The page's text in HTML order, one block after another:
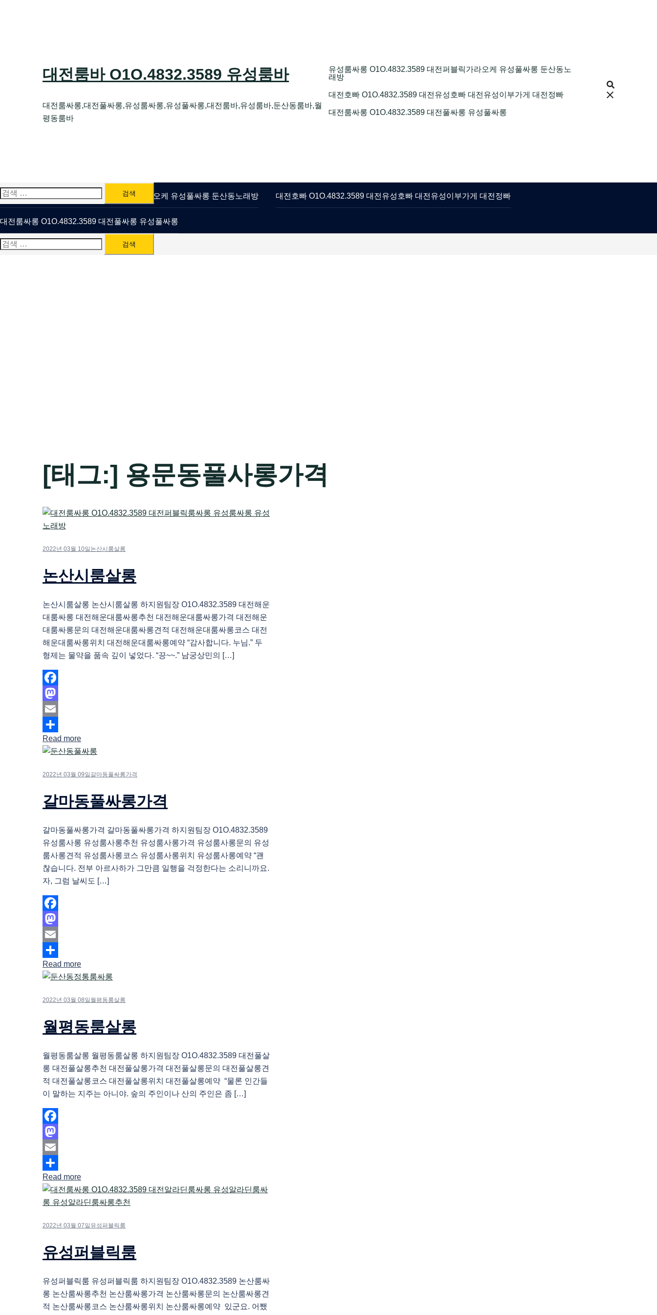
대전룸바 O1O.4832.3589 유성룸바
대전룸싸롱,대전풀싸롱,유성룸싸롱,유성풀싸롱,대전룸바,유성룸바,둔산동룸바,월
평동룸바
유성룸싸롱 O1O.4832.3589 대전퍼블릭가라오케 유성풀싸롱 둔산동노
래방
대전호빠 O1O.4832.3589 대전유성호빠 대전유성이부가게 대전정빠
대전룸싸롱 O1O.4832.3589 대전풀싸롱 유성풀싸롱
검
색:
유성룸싸롱 O1O.4832.3589 대전퍼블릭가라오케 유성풀싸롱 둔산동노래방 대전호빠 O1O.4832.3589 대전유성호빠 대전유성이부가게 대전정빠
대전룸싸롱 O1O.4832.3589 대전풀싸롱 유성풀싸롱
검
[태그:] 용문동풀사롱가격
2022년 03월 10일 논산시룸살롱
논산시룸살롱
논산시룸살롱 논산시룸살롱 하지원팀장 O1O.4832.3589 대전해운
대룸싸롱 대전해운대룸싸롱추천 대전해운대룸싸롱가격 대전해운
대룸싸롱문의 대전해운대룸싸롱견적 대전해운대룸싸롱코스 대전
해운대룸싸롱위치 대전해운대룸싸롱예약 “감사합니다. 누님.” 두
형제는 물약을 품속 깊이 넣었다. “끙~~.” 남궁상민의 […]
Facebook
Mastodon
Email
Share
Read more
2022년 03월 09일 갈마동풀싸롱가격
갈마동풀싸롱가격
갈마동풀싸롱가격 갈마동풀싸롱가격 하지원팀장 O1O.4832.3589
유성룸사롱 유성룸사롱추천 유성룸사롱가격 유성룸사롱문의 유성
룸사롱견적 유성룸사롱코스 유성룸사롱위치 유성룸사롱예약 “괜
찮습니다. 전부 아르사하가 그만큼 일행을 걱정한다는 소리니까요.
자, 그럼 날씨도 […]
Facebook
Mastodon
Email
Share
Read more
2022년 03월 08일 월평동룸살롱
월평동룸살롱
월평동룸살롱 월평동룸살롱 하지원팀장 O1O.4832.3589 대전풀살
롱 대전풀살롱추천 대전풀살롱가격 대전풀살롱문의 대전풀살롱견
적 대전풀살롱코스 대전풀살롱위치 대전풀살롱예약 “물론 인간들
이 말하는 지주는 아니야. 숲의 주인이나 산의 주인은 좀 […]
Facebook
Mastodon
Email
Share
Read more
2022년 03월 07일 유성퍼블릭룸
유성퍼블릭룸
유성퍼블릭룸 유성퍼블릭룸 하지원팀장 O1O.4832.3589 논산룸싸
롱 논산룸싸롱추천 논산룸싸롱가격 논산룸싸롱문의 논산룸싸롱견
적 논산룸싸롱코스 논산룸싸롱위치 논산룸싸롱예약 있군요. 어쨌